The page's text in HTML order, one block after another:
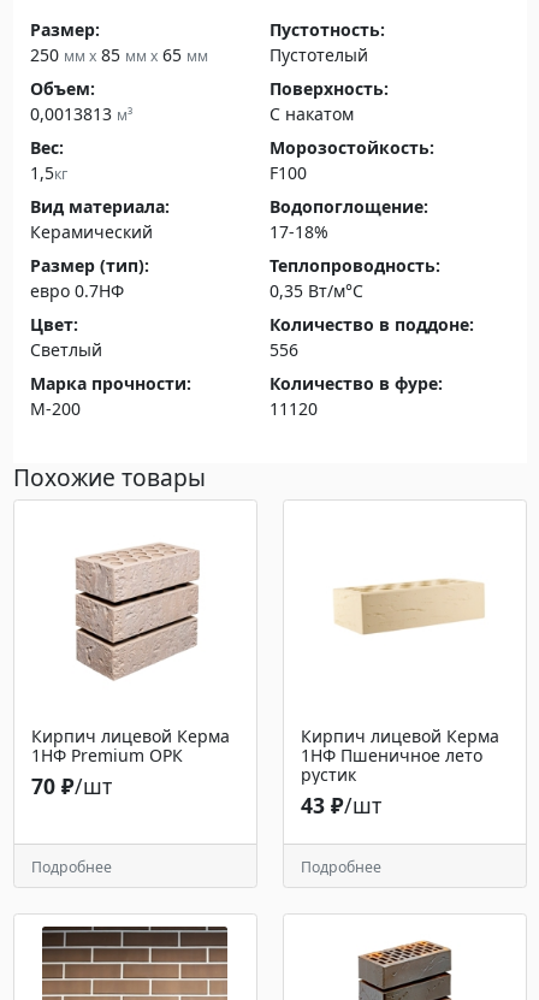
Размер:
250 мм x85 мм x65 мм
Объем:
0,0013813 м³
Вес:
1,5кг
Вид материала:
Керамический
Размер (тип):
евро 0.7НФ
Цвет:
Светлый
Марка прочности:
М-200
Пустотность:
Пустотелый
Поверхность:
С накатом
Морозостойкость:
F100
Водопоглощение:
17-18%
Теплопроводность:
0,35 Вт/м°С
Количество в поддоне:
556
Количество в фуре:
11120
Похожие товары
Кирпич лицевой Керма
1НФ Premium ОРК
70 ₽/шт
Подробнее
Кирпич лицевой Керма
1НФ Пшеничное лето
рустик
43 ₽/шт
Подробнее